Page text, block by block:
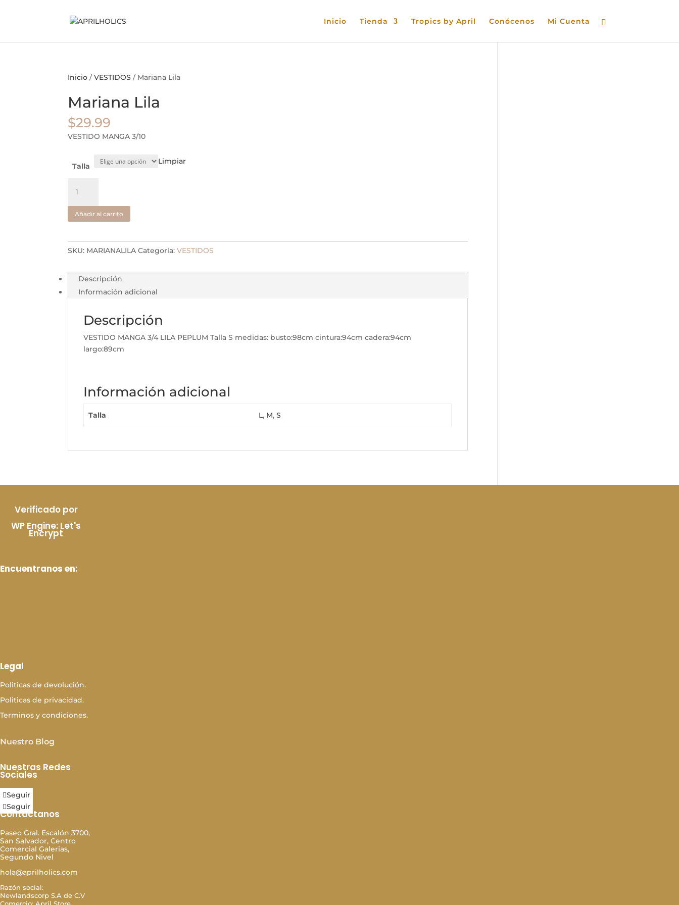
Inicio Tienda Tropics by April Conócenos Mi Cuenta
Inicio /VESTIDOS / Mariana Lila
Mariana Lila
$29.99
VESTIDO MANGA 3/10
Talla
Limpiar
Lila
cantidad
Añadir al carrito
SKU: MARIANALILA Categoría:VESTIDOS
Descripción
Información adicional
Descripción
VESTIDO MANGA 3/4 LILA PEPLUM Talla S medidas: busto:98cm cintura:94cm cadera:94cm
largo:89cm
Información adicional
Talla L, M, S
Verificado por
WP Engine: Let's
Encrypt
Encuentranos en:
Legal
Politicas de devolución.
Politicas de privacidad.
Terminos y condiciones.
Nuestro Blog
Nuestras Redes
Sociales
Seguir
Seguir
Contáctanos
Paseo Gral. Escalón 3700,
San Salvador, Centro
Comercial Galerias,
Segundo Nivel
hola@aprilholics.com
Razón social:
Newlandscorp S.A de C.V
Comercio: April Store